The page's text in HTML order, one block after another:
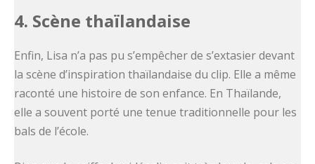
4. Scène thaïlandaise
Enfin, Lisa n’a pas pu s’empêcher de s’extasier devant
la scène d’inspiration thaïlandaise du clip. Elle a même
raconté une histoire de son enfance. En Thaïlande,
elle a souvent porté une tenue traditionnelle pour les
bals de l’école.